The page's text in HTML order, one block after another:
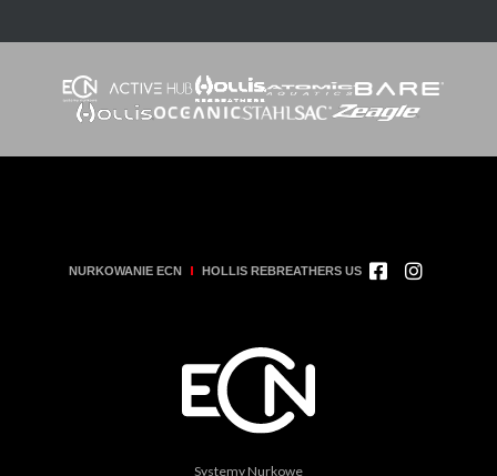
NURKOWANIE ECN HOLLIS REBREATHERS US
Systemy Nurkowe